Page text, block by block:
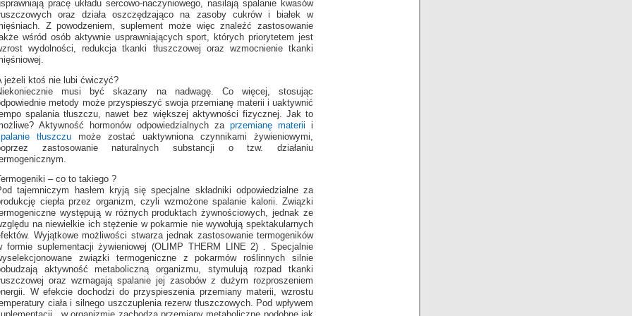
pracę układu sercowo-naczyniowego, nasilają spalanie kwasów
oraz działa oszczędzająco na zasoby cukrów i białek w
Z powodzeniem, suplement może więc znaleźć zastosowanie
wśród osób aktywnie usprawniających sport, których priorytetem jest
wydolności, redukcja tkanki tłuszczowej oraz wzmocnienie tkanki
jeżeli ktoś nie lubi ćwiczyć?
musi być skazany na nadwagę. Co więcej, stosując
metody może przyspieszyć swoja przemianę materii i uaktywnić
spalania tłuszczu, nawet bez większej aktywności fizycznej. Jak to
Aktywność hormonów odpowiedzialnych za przemianę materii i
tłuszczu może zostać uaktywniona czynnikami żywieniowymi,
zastosowanie naturalnych substancji o tzw. działaniu
– co to takiego ?
tajemniczym hasłem kryją się specjalne składniki odpowiedzialne za
ciepła przez organizm, czyli wzmożone spalanie kalorii. Związki
występują w różnych produktach żywnościowych, jednak ze
na niewielkie ich stężenie w pokarmie nie wywołują spektakularnych
Wyjątkowe możliwości stwarza jednak zastosowanie termogeników
formie suplementacji żywieniowej (OLIMP THERM LINE 2) . Specjalnie
związki termogeniczne z pokarmów roślinnych silnie
aktywność metaboliczną organizmu, stymulują rozpad tkanki
oraz wzmagają spalanie jej zasobów z dużym rozproszeniem
W efekcie dochodzi do przyspieszenia przemiany materii, wzrostu
ciała i silnego uszczuplenia rezerw tłuszczowych. Pod wpływem